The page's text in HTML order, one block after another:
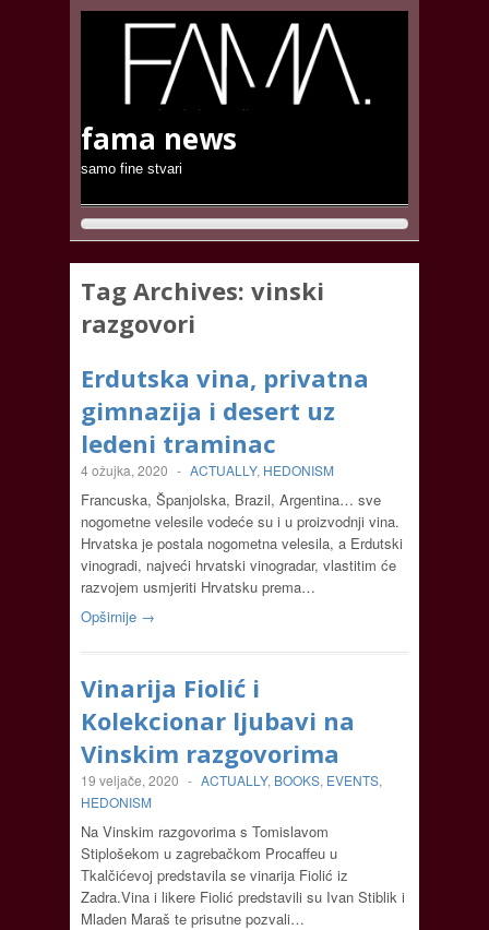
fama news
samo fine stvari
Tag Archives: vinski
razgovori
Erdutska vina, privatna
gimnazija i desert uz
ledeni traminac
4 ožujka, 2020 - ACTUALLY, HEDONISM
Francuska, Španjolska, Brazil, Argentina… sve
nogometne velesile vodeće su i u proizvodnji vina.
Hrvatska je postala nogometna velesila, a Erdutski
vinogradi, najveći hrvatski vinogradar, vlastitim će
razvojem usmjeriti Hrvatsku prema…
Opširnije →
Vinarija Fiolić i
Kolekcionar ljubavi na
Vinskim razgovorima
19 veljače, 2020 - ACTUALLY, BOOKS, EVENTS,
HEDONISM
Na Vinskim razgovorima s Tomislavom
Stiplošekom u zagrebačkom Procaffeu u
Tkalčićevoj predstavila se vinarija Fiolić iz
Zadra.Vina i likere Fiolić predstavili su Ivan Stiblik i
Mladen Maraš te prisutne pozvali…